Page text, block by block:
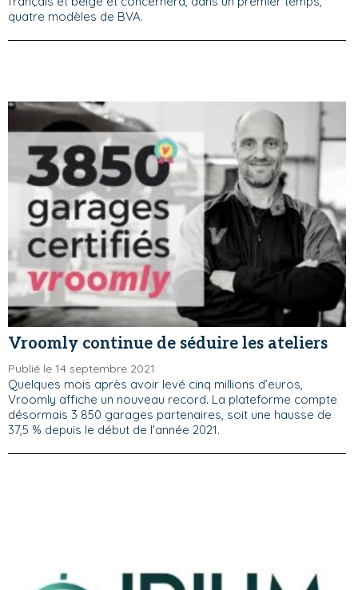
quatre modèles de BVA.
Vroomly continue de séduire les ateliers
Publié le 14 septembre 2021
Quelques mois après avoir levé cinq millions d’euros,
Vroomly affiche un nouveau record. La plateforme compte
désormais 3 850 garages partenaires, soit une hausse de
37,5 % depuis le début de l'année 2021.